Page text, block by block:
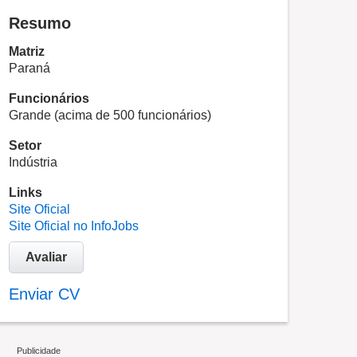
Resumo
Matriz
Paraná
Funcionários
Grande (acima de 500 funcionários)
Setor
Indústria
Links
Site Oficial
Site Oficial no InfoJobs
Avaliar
Enviar CV